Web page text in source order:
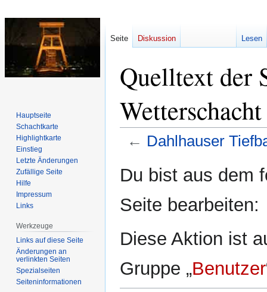
Quelltext der
← Dahlhauser
Navigation
Suche
Du bist aus dem
Seite bearbeiten:
Diese Aktion ist
Gruppe „Benutzer
Seite Diskussion Lesen
Hauptseite
Schachtkarte
Highlightkarte
Einstieg
Letzte Änderungen
Zufällige Seite
Hilfe
Impressum
Links
Werkzeuge
Links auf diese Seite
Änderungen an
verlinkten Seiten
Spezialseiten
Seiten­­informationen